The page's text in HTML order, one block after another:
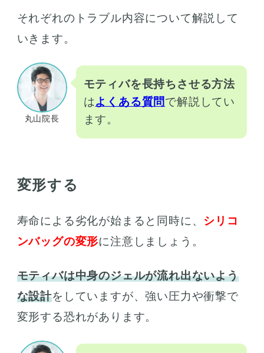
それぞれのトラブル内容について解説して
いきます。
丸山院長
モティバを長持ちさせる方法
はよくある質問で解説してい
ます。
変形する
寿命による劣化が始まると同時に、 シリコ
ンバッグの変形に注意しましょう。
モティバは中身のジェルが流れ出ないよう
な設計をしていますが、強い圧力や衝撃で
変形する恐れがあります。